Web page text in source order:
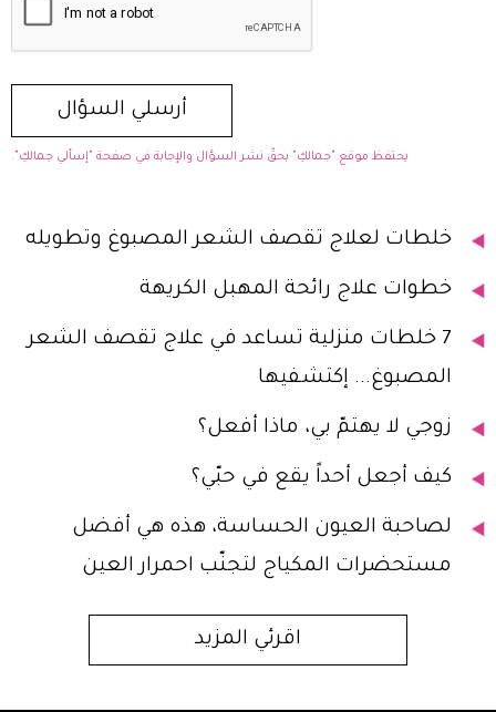
يحتفظ موقع "جمالكِ" بحقّ نشر السؤال والإجابة في صفحة "إسألي جمالكِ".
خلطات لعلاج تقصف الشعر المصبوغ وتطويله
خطوات علاج رائحة المهبل الكريهة
7 خلطات منزلية تساعد في علاج تقصف الشعر
المصبوغ... إكتشفيها
زوجي لا يهتمّ بي، ماذا أفعل؟
كيف أجعل أحداً يقع في حبّي؟
لصاحبة العيون الحساسة، هذه هي أفضل
مستحضرات المكياج لتجنّب احمرار العين
اقرئي المزيد